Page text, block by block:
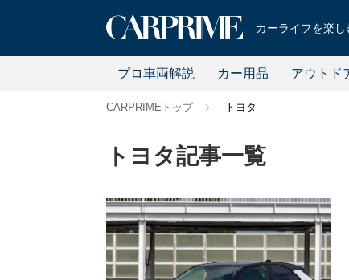
カーライフを楽
プロ車両解説 カー用品 アウトド
CARPRIMEトップ トヨタ
トヨタ記事一覧